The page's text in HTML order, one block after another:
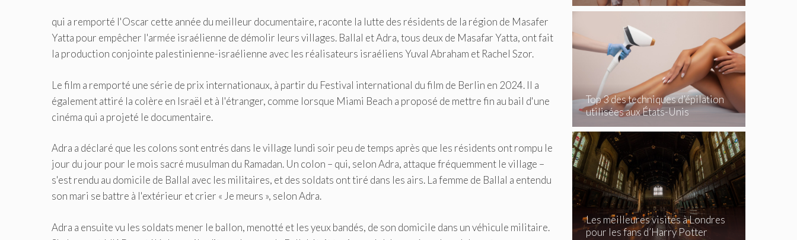
qui a remporté l'Oscar cette année du meilleur documentaire, raconte la lutte des résidents de la région de Masafer
Yatta pour empêcher l'armée israélienne de démolir leurs villages. Ballal et Adra, tous deux de Masafar Yatta, ont fait
la production conjointe palestinienne-israélienne avec les réalisateurs israéliens Yuval Abraham et Rachel Szor.
Le film a remporté une série de prix internationaux, à partir du Festival international du film de Berlin en 2024. Il a
également attiré la colère en Israël et à l'étranger, comme lorsque Miami Beach a proposé de mettre fin au bail d'une
cinéma qui a projeté le documentaire.
Adra a déclaré que les colons sont entrés dans le village lundi soir peu de temps après que les résidents ont rompu le
jour du jour pour le mois sacré musulman du Ramadan. Un colon – qui, selon Adra, attaque fréquemment le village –
s'est rendu au domicile de Ballal avec les militaires, et des soldats ont tiré dans les airs. La femme de Ballal a entendu
son mari se battre à l'extérieur et crier « Je meurs », selon Adra.
Adra a ensuite vu les soldats mener le ballon, menotté et les yeux bandés, de son domicile dans un véhicule militaire.
événements
Top 3 des techniques d’épilation
utilisées aux États-Unis
Les meilleures visites à Londres
pour les fans d’Harry Potter